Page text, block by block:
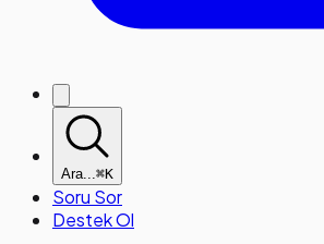
Ara...⌘K
Soru Sor
Destek Ol